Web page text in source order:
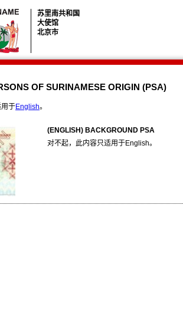
苏里南共和国
大使馆
北京市
OF SURINAMESE ORIGIN (PSA)
于English。
(ENGLISH) BACKGROUND PSA
对不起，此内容只适用于English。